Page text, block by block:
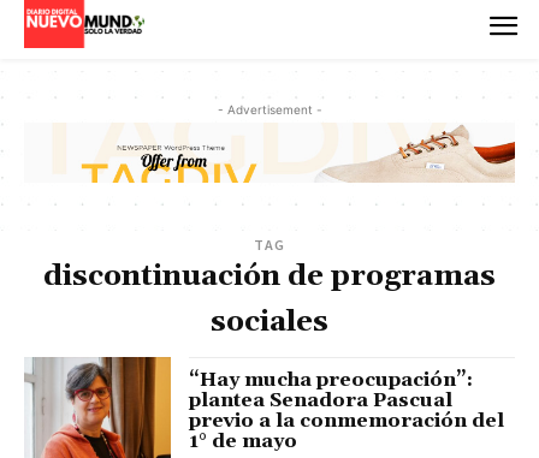
- Advertisement -
TAG
discontinuación de programas
sociales
“Hay mucha preocupación”:
plantea Senadora Pascual
previo a la conmemoración del
1° de mayo